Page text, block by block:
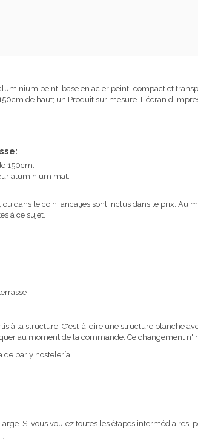
peint, base en acier peint, compact et
de haut; un Produit sur mesure. L'écran
:
150cm.
aluminium mat.
dans le coin: ancaljes sont inclus dans le prix.
à ce sujet.
à la structure. C'est-à-dire une structure blanche
au moment de la commande. Ce changement
Si vous voulez toutes les étapes intermédiaires,